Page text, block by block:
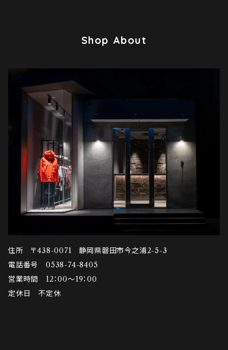
Shop About
住所 〒438-0071 静岡県磐田市今之浦2-5-3
電話番号 0538-74-8405
営業時間 12：00～19：00
定休日 不定休